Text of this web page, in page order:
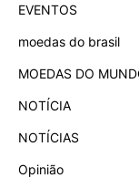
EVENTOS
moedas do brasil
MOEDAS DO
NOTÍCIA
NOTÍCIAS
Opinião